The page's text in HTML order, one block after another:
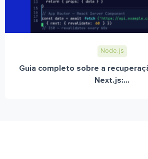
Node.js
Guia completo sobre a
Next.js:...